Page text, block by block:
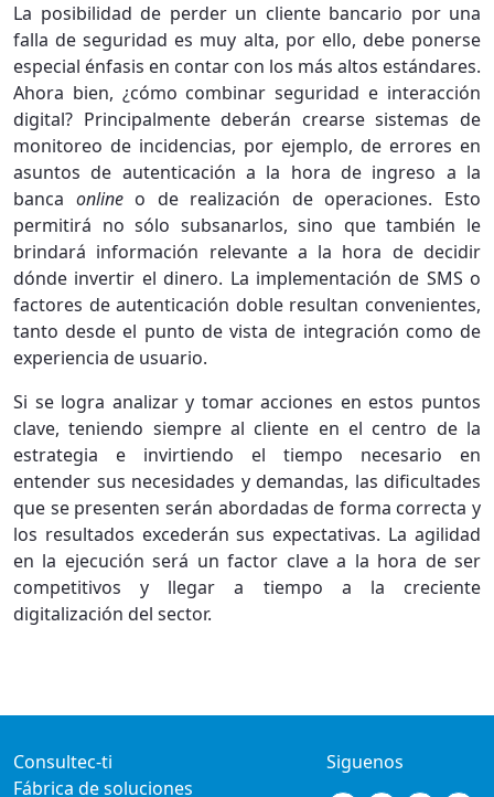
La posibilidad de perder un cliente bancario por una
falla de seguridad es muy alta, por ello, debe ponerse
especial énfasis en contar con los más altos estándares.
Ahora bien, ¿cómo combinar seguridad e interacción
digital? Principalmente deberán crearse sistemas de
monitoreo de incidencias, por ejemplo, de errores en
asuntos de autenticación a la hora de ingreso a la
banca online o de realización de operaciones. Esto
permitirá no sólo subsanarlos, sino que también le
brindará información relevante a la hora de decidir
dónde invertir el dinero. La implementación de SMS o
factores de autenticación doble resultan convenientes,
tanto desde el punto de vista de integración como de
experiencia de usuario.
Si se logra analizar y tomar acciones en estos puntos
clave, teniendo siempre al cliente en el centro de la
estrategia e invirtiendo el tiempo necesario en
entender sus necesidades y demandas, las dificultades
que se presenten serán abordadas de forma correcta y
los resultados excederán sus expectativas. La agilidad
en la ejecución será un factor clave a la hora de ser
competitivos y llegar a tiempo a la creciente
digitalización del sector.
Consultec-ti
Fábrica de soluciones
Siguenos